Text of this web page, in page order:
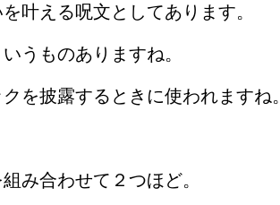
叶える呪文としてあります。
うものありますね。
を披露するときに使われますね。
み合わせて２つほど。